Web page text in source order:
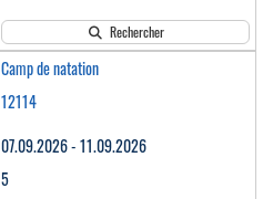
Rechercher
Camp de natation
12114
07.09.2026 - 11.09.2026
5